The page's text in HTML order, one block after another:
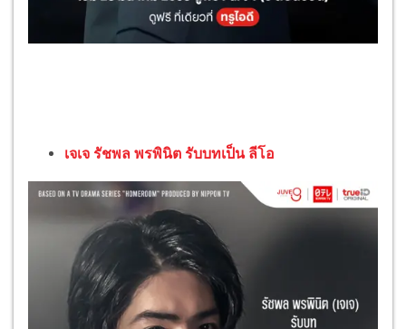
เจเจ รัชพล พรพินิต รับบทเป็น ลีโอ